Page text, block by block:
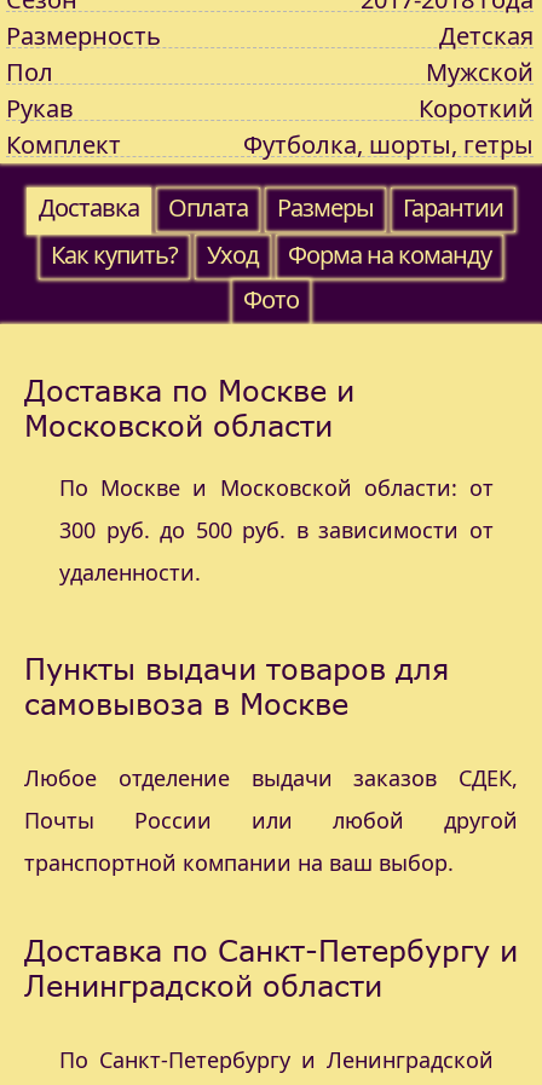
Размерность
Детская
Пол
Мужской
Рукав
Короткий
Комплект
Футболка, шорты, гетры
Доставка
Оплата Размеры
Гарантии
Как купить?
Уход
Форма на команду
Фото
Доставка по Москве и
Московской области
По Москве и Московской области: от
300 руб. до 500 руб. в зависимости от
удаленности.
Пункты выдачи товаров для
самовывоза в Москве
Любое отделение выдачи заказов СДЕК,
Почты России или любой другой
транспортной компании на ваш выбор.
Доставка по Санкт-Петербургу и
Ленинградской области
По Санкт-Петербургу и Ленинградской